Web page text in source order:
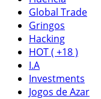
Global Trade
Gringos
Hacking
HOT ( +18 )
I.A
Investments
Jogos de Azar